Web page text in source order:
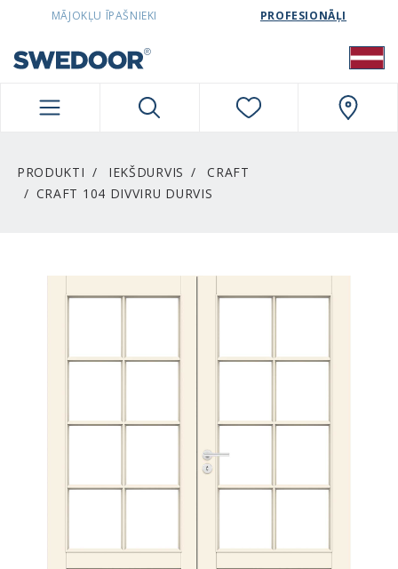
SWEDOORLATVIA NAVIGATION
MĀJOKĻU ĪPAŠNIEKI PROFESIONĀĻI
PRODUKTI IEKŠDURVIS
CRAFT
CRAFT 104 DIVVIRU DURVIS